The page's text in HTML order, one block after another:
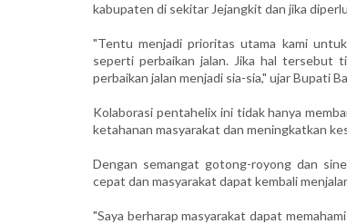
kabupaten di sekitar Jejangkit dan jika
"Tentu menjadi prioritas utama kami
seperti perbaikan jalan. Jika hal tersebut
perbaikan jalan menjadi sia-sia," ujar Bupati
Kolaborasi pentahelix ini tidak hanya
ketahanan masyarakat dan meningkatkan
Dengan semangat gotong-royong dan
cepat dan masyarakat dapat kembali
"Saya berharap masyarakat dapat